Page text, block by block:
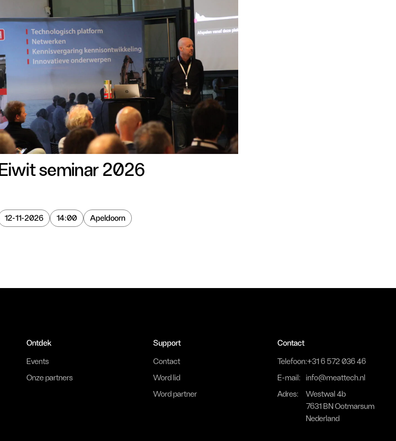
Eiwit seminar 2026
12-11-2026 14:00 Apeldoorn
Ontdek
Events
Onze partners
Support
Contact
Word lid
Word partner
Contact
Telefoon:+31 6 572 036 46
E-mail:
info@meattech.nl
Adres:
Westwal 4b
7631 BN Ootmarsum
Nederland